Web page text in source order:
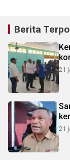
Berita
21
21